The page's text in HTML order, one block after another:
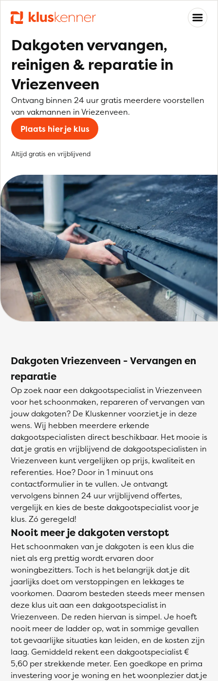
Dakgoten vervangen,
reinigen & reparatie in
Vriezenveen
Ontvang binnen 24 uur gratis meerdere voorstellen
van vakmannen in Vriezenveen.
Plaats hier je klus
Altijd gratis en vrijblijvend
Dakgoten Vriezenveen - Vervangen en
reparatie
Op zoek naar een dakgootspecialist in Vriezenveen
voor het schoonmaken, repareren of vervangen van
jouw dakgoten? De Kluskenner voorziet je in deze
wens. Wij hebben meerdere erkende
dakgootspecialisten direct beschikbaar. Het mooie is
dat je gratis en vrijblijvend de dakgootspecialisten in
Vriezenveen kunt vergelijken op prijs, kwaliteit en
referenties. Hoe? Door in 1 minuut ons
contactformulier in te vullen. Je ontvangt
vervolgens binnen 24 uur vrijblijvend offertes,
vergelijk en kies de beste dakgootspecialist voor je
klus. Zó geregeld!
Nooit meer je dakgoten verstopt
Het schoonmaken van je dakgoten is een klus die
niet als erg prettig wordt ervaren door
woningbezitters. Toch is het belangrijk dat je dit
jaarlijks doet om verstoppingen en lekkages te
voorkomen. Daarom besteden steeds meer mensen
deze klus uit aan een dakgootspecialist in
Vriezenveen. De reden hiervan is simpel. Je hoeft
nooit meer de ladder op, wat in sommige gevallen
tot gevaarlijke situaties kan leiden, en de kosten zijn
laag. Gemiddeld rekent een dakgootspecialist €
5,60 per strekkende meter. Een goedkope en prima
investering voor je woning en het woonplezier dat je